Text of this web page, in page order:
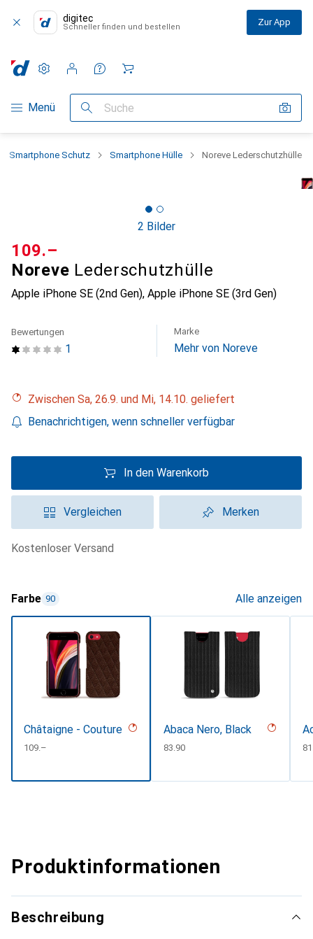
digitec
Schneller finden und bestellen Zur App
Navigation nach Kategorien
Menü Suche
Einstellungen
Kundenkonto
Vergleichslisten
Merklisten
Warenkorb
Smartphone Schutz Smartphone Hülle Noreve Lederschutzhülle
2 Bilder
Noreve Lederschutzhülle
Apple iPhone SE (2nd Gen), Apple iPhone SE (3rd Gen)
CHF
109.–
1
Bewertungen Marke
Mehr von Noreve
Zwischen Sa, 26.9. und Mi, 14.10. geliefert
Benachrichtigen, wenn schneller verfügbar
In den Warenkorb
Vergleichen Merken
kostenloser Versand
Farbe 90 Alle anzeigen
Châtaigne - Couture
CHF
109.–
Abaca Nero, Black
CHF
83.90
Produktinformationen
Beschreibung